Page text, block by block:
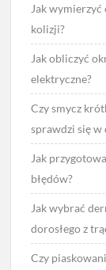
Jak
kolizji?
Jak obliczyć
elektryczne?
Czy smycz
sprawdzi się w
Jak
błędów?
Jak wybrać
dorosłego z
Czy